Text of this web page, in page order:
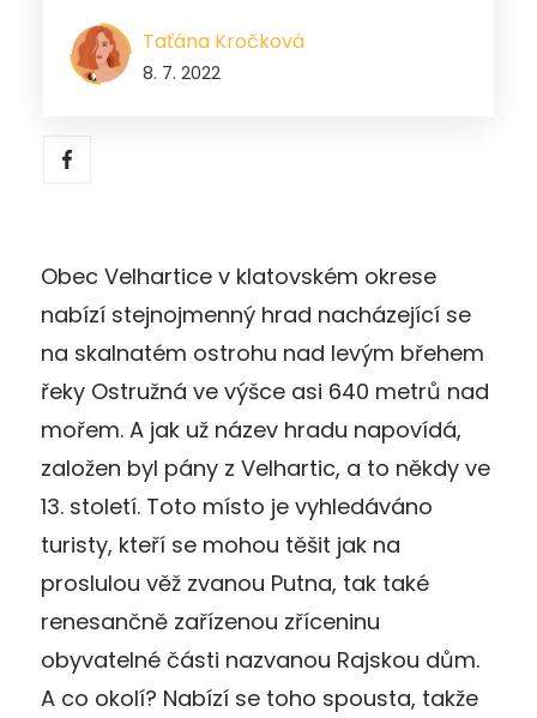
Taťána Kročková
8. 7. 2022
Obec Velhartice v klatovském okrese
nabízí stejnojmenný hrad nacházející se
na skalnatém ostrohu nad levým břehem
řeky Ostružná ve výšce asi 640 metrů nad
mořem. A jak už název hradu napovídá,
založen byl pány z Velhartic, a to někdy ve
13. století. Toto místo je vyhledáváno
turisty, kteří se mohou těšit jak na
proslulou věž zvanou Putna, tak také
renesančně zařízenou zříceninu
obyvatelné části nazvanou Rajskou dům.
A co okolí? Nabízí se toho spousta, takže